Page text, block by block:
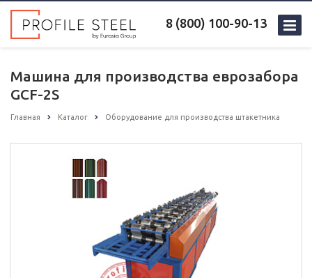
8 (800) 100-90-13
Машина для производства еврозабора
GCF-2S
Главная Каталог Оборудование для производства штакетника